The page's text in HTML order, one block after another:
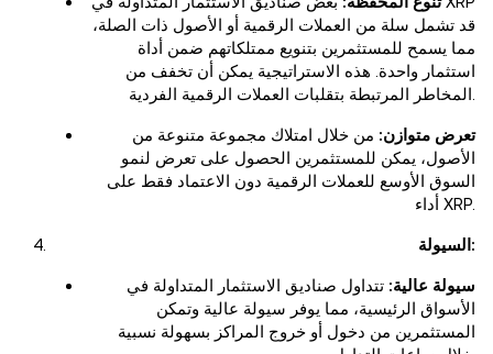
قد تشمل سلة من العملات الرقمية أو الأصول ذات الصلة،
مما يسمح للمستثمرين بتنويع ممتلكاتهم ضمن أداة
استثمار واحدة. هذه الاستراتيجية يمكن أن تخفف من
تعرض متوازن: من خلال امتلاك مجموعة متنوعة من
الأصول، يمكن للمستثمرين الحصول على تعرض لنمو
السوق الأوسع للعملات الرقمية دون الاعتماد فقط على
أداء XRP.
السيولة:
سيولة عالية: تتداول صناديق الاستثمار المتداولة في
الأسواق الرئيسية، مما يوفر سيولة عالية وتمكن
المستثمرين من دخول أو خروج المراكز بسهولة نسبية